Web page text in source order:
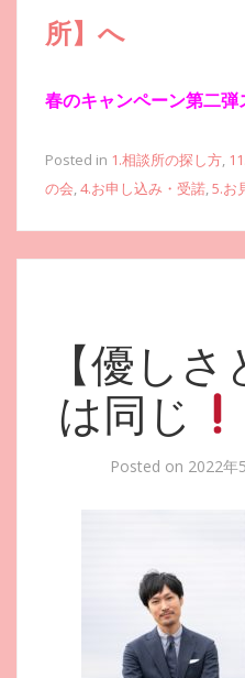
所】へ
春のキャンペーン第二弾
Posted in 1.相談所の探し方,
の会,4.お申し込み・受諾,5.お
【優し
は同じ
Posted on 2022年